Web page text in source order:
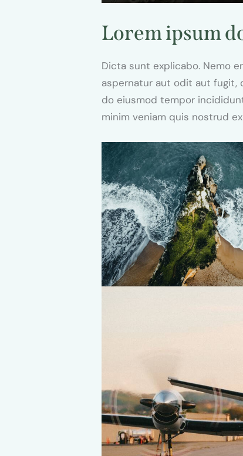
Lorem ipsum
Dicta sunt explicabo. Nemo
aspernatur aut odit aut fugit,
do eiusmod tempor
minim veniam quis nostrud